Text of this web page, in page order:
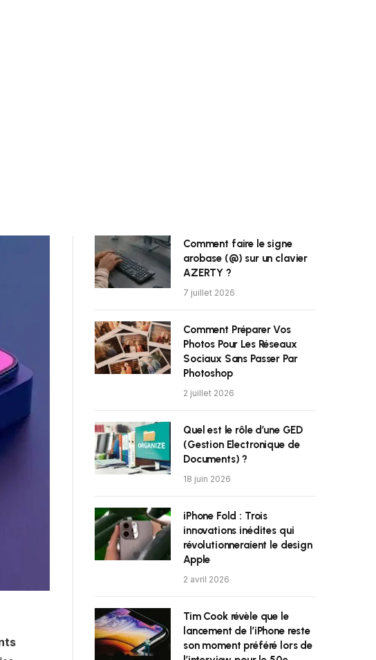
Comment faire le signe
arobase (@) sur un clavier
AZERTY ?
7 juillet 2026
Comment Préparer Vos
Photos Pour Les Réseaux
Sociaux Sans Passer Par
Photoshop
2 juillet 2026
Quel est le rôle d’une GED
(Gestion Electronique de
Documents) ?
18 juin 2026
iPhone Fold : Trois
innovations inédites qui
révolutionneraient le design
Apple
2 avril 2026
Tim Cook révèle que le
lancement de l’iPhone reste
son moment préféré lors de